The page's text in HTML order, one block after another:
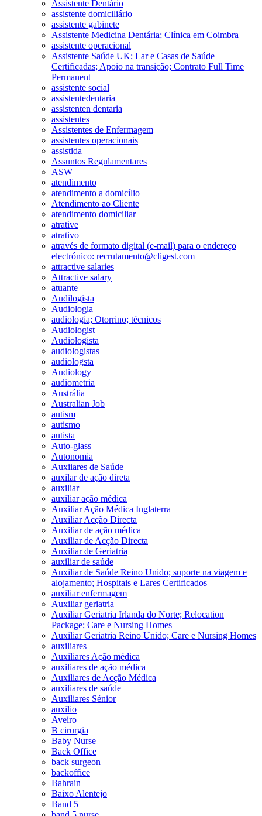
Assistente Dentário
assistente domiciliário
assistente gabinete
Assistente Medicina Dentária; Clínica em Coimbra
assistente operacional
Assistente Saúde UK; Lar e Casas de Saúde
Certificadas; Apoio na transição; Contrato Full Time
Permanent
assistente social
assistentedentaria
assistenten dentaria
assistentes
Assistentes de Enfermagem
assistentes operacionais
assistida
Assuntos Regulamentares
ASW
atendimento
atendimento a domicílio
Atendimento ao Cliente
atendimento domiciliar
atrative
atrativo
através de formato digital (e-mail) para o endereço
electrónico: recrutamento@cligest.com
attractive salaries
Attractive salary
atuante
Audilogista
Audiologia
audiologia; Otorrino; técnicos
Audiologist
Audiologista
audiologistas
audiologsta
Audiology
audiometria
Austrália
Australian Job
autism
autismo
autista
Auto-glass
Autonomia
Auxiiares de Saúde
auxilar de ação direta
auxiliar
auxiliar ação médica
Auxiliar Ação Médica Inglaterra
Auxiliar Acção Directa
Auxiliar de ação médica
Auxiliar de Acção Directa
Auxiliar de Geriatria
auxiliar de saúde
Auxiliar de Saúde Reino Unido; suporte na viagem e
alojamento; Hospitais e Lares Certificados
auxiliar enfermagem
Auxiliar geriatria
Auxiliar Geriatria Irlanda do Norte; Relocation
Package; Care e Nursing Homes
Auxiliar Geriatria Reino Unido; Care e Nursing Homes
auxiliares
Auxiliares Ação médica
auxiliares de ação médica
Auxiliares de Acção Médica
auxiliares de saúde
Auxiliares Sénior
auxilio
Aveiro
B cirurgia
Baby Nurse
Back Office
back surgeon
backoffice
Bahrain
Baixo Alentejo
Band 5